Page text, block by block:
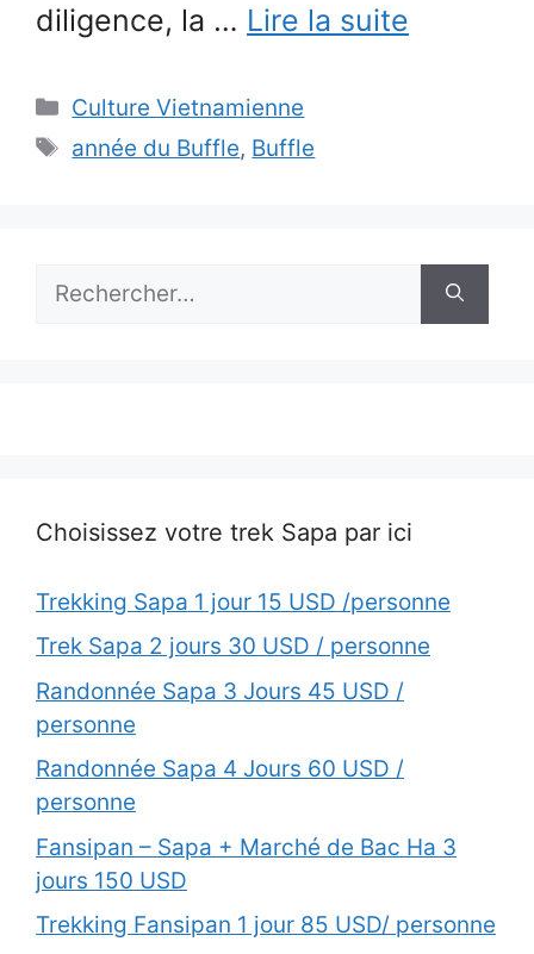
diligence, la … Lire la suite
Catégories
Culture Vietnamienne
Étiquettes
année du Buffle, Buffle
Rechercher :
Choisissez votre trek Sapa par ici
Trekking Sapa 1 jour 15 USD /personne
Trek Sapa 2 jours 30 USD / personne
Randonnée Sapa 3 Jours 45 USD /
personne
Randonnée Sapa 4 Jours 60 USD /
personne
Fansipan – Sapa + Marché de Bac Ha 3
jours 150 USD
Trekking Fansipan 1 jour 85 USD/ personne